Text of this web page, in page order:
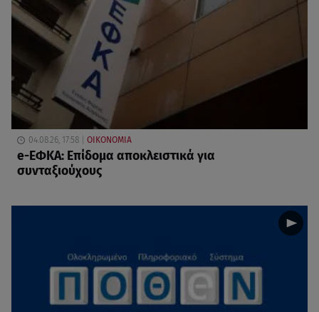
04.08.26, 17:58 ΟΙΚΟΝΟΜΙΑ
e-ΕΦΚΑ: Επίδομα αποκλειστικά για
συνταξιούχους